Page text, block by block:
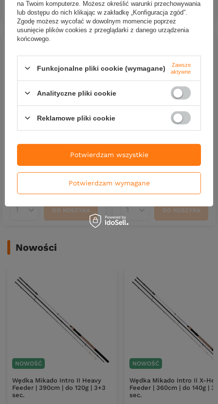
Ilość produktówDO KOSZYKA Ilość produktówDO KOSZYKA
CHWILOWO NIEDOSTĘPNY
żółtobrzeżek 3,5cm -
38,90 zł
PKTpunktów
Ilość produktówDO KOSZYKA
CHWILOWO NIEDOSTĘPNY
żółtobrzeżek 3,5cm -
pływający - BK
38,90 zł
Kup za: 1283.70
Ilość produktówDO KOSZYKA
Nowości
NOWOŚĆ
Wędka Mikado Intro II Heavy
Feeder | 390cm | do 120g | 3+3
sec.
NOWOŚĆ
Wędka Mikado Intro II X-
Feeder | 360cm | do 140g |
sec.
na Twoim komputerze. Możesz określić warunki przechowywania
lub dostępu do nich klikając w zakładkę „Konfiguracja zgód”.
Zgodę możesz wycofać w dowolnym momencie poprzez
usunięcie plików cookies z przeglądarki z danego urządzenia
końcowego.
Funkcjonalne pliki cookie (wymagane)
Zawsze
aktywne
Analityczne pliki cookie
Reklamowe pliki cookie
Potwierdzam wymagane
Potwierdzam wszystkie